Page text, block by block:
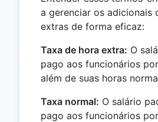
a gerenciar os adicionais
extras de forma eficaz:
Taxa de hora extra: O
pago aos funcionários
além de suas horas
Taxa normal: O salário
pago aos funcionários